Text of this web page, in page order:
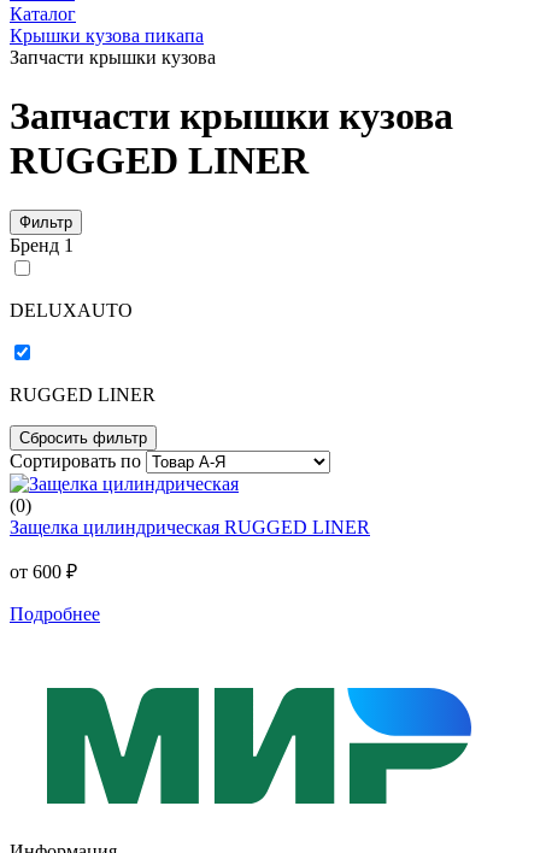
Каталог
Крышки кузова пикапа
Запчасти крышки кузова
Запчасти крышки кузова
RUGGED LINER
Фильтр
Бренд 1
DELUXAUTO
RUGGED LINER
Cбросить фильтр
Сортировать по
(0)
Защелка цилиндрическая RUGGED LINER
от 600 ₽
Подробнее